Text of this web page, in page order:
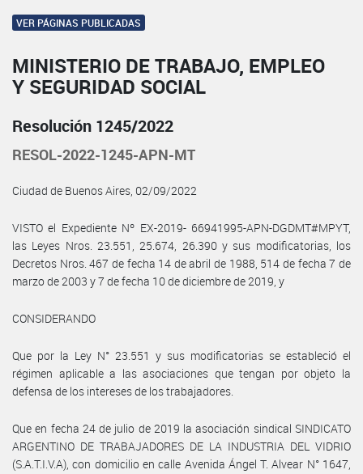
VER PÁGINAS PUBLICADAS
MINISTERIO DE TRABAJO, EMPLEO
Y SEGURIDAD SOCIAL
Resolución 1245/2022
RESOL-2022-1245-APN-MT
Ciudad de Buenos Aires, 02/09/2022
VISTO el Expediente Nº EX-2019- 66941995-APN-DGDMT#MPYT,
las Leyes Nros. 23.551, 25.674, 26.390 y sus modificatorias, los
Decretos Nros. 467 de fecha 14 de abril de 1988, 514 de fecha 7 de
marzo de 2003 y 7 de fecha 10 de diciembre de 2019, y
CONSIDERANDO
Que por la Ley N° 23.551 y sus modificatorias se estableció el
régimen aplicable a las asociaciones que tengan por objeto la
defensa de los intereses de los trabajadores.
Que en fecha 24 de julio de 2019 la asociación sindical SINDICATO
ARGENTINO DE TRABAJADORES DE LA INDUSTRIA DEL VIDRIO
(S.A.T.I.V.A), con domicilio en calle Avenida Ángel T. Alvear N° 1647,